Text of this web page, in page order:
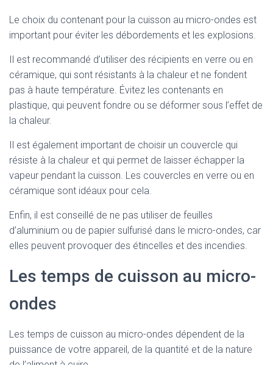
Le choix du contenant pour la cuisson au micro-ondes est
important pour éviter les débordements et les explosions.
Il est recommandé d’utiliser des récipients en verre ou en
céramique, qui sont résistants à la chaleur et ne fondent
pas à haute température. Évitez les contenants en
plastique, qui peuvent fondre ou se déformer sous l’effet de
la chaleur.
Il est également important de choisir un couvercle qui
résiste à la chaleur et qui permet de laisser échapper la
vapeur pendant la cuisson. Les couvercles en verre ou en
céramique sont idéaux pour cela.
Enfin, il est conseillé de ne pas utiliser de feuilles
d’aluminium ou de papier sulfurisé dans le micro-ondes, car
elles peuvent provoquer des étincelles et des incendies.
Les temps de cuisson au micro-
ondes
Les temps de cuisson au micro-ondes dépendent de la
puissance de votre appareil, de la quantité et de la nature